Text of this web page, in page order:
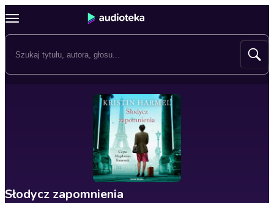
Słodycz zapomnienia